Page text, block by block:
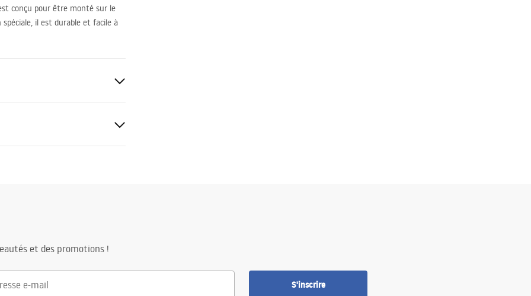
conçu pour être monté sur le
il est durable et facile à
et des promotions !
S'inscrire